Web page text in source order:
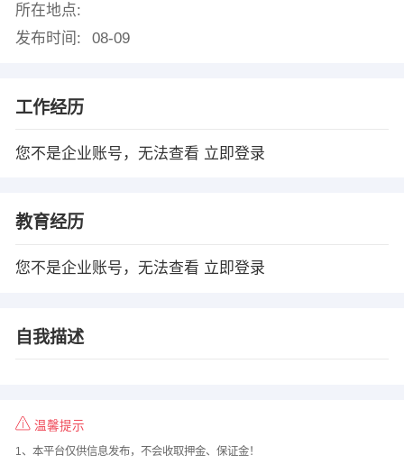
所在地点:
发布时间:
08-09
工作经历
您不是企业账号，无法查看 立即登录
教育经历
您不是企业账号，无法查看 立即登录
自我描述
温馨提示
1、本平台仅供信息发布，不会收取押金、保证金！